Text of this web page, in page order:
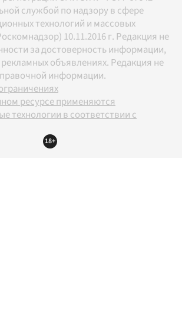
службой по надзору в сфере
технологий и массовых
10.11.2016 г. Редакция не
за достоверность информации,
объявлениях. Редакция не
информации.
ресурсе применяются
технологии в соответствии с
18+